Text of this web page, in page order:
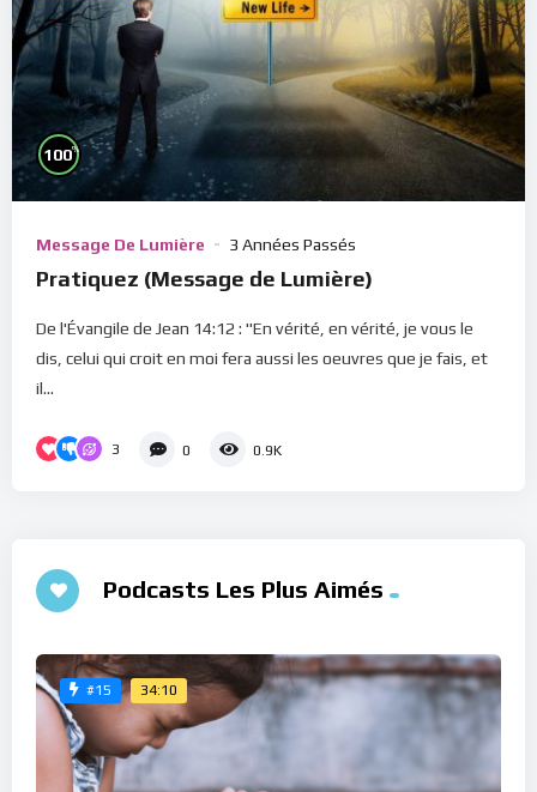
100%
Message De Lumière 3 Années Passés
Pratiquez (Message de Lumière)
De l'Évangile de Jean 14:12 : "En vérité, en vérité, je vous le
dis, celui qui croit en moi fera aussi les oeuvres que je fais, et
il...
3 0 0.9K
Podcasts Les Plus Aimés
#15 34:10